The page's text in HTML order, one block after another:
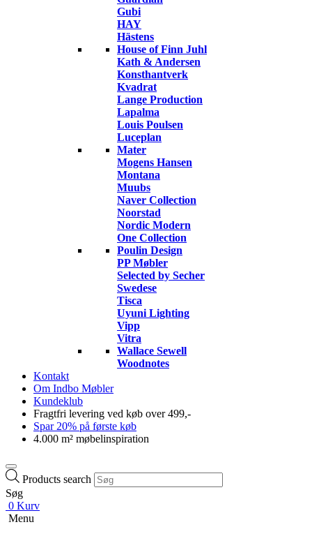
Gubi
HAY
Hästens
House of Finn Juhl
Kath & Andersen
Konsthantverk
Kvadrat
Lange Production
Lapalma
Louis Poulsen
Luceplan
Mater
Mogens Hansen
Montana
Muubs
Naver Collection
Noorstad
Nordic Modern
One Collection
Poulin Design
PP Møbler
Selected by Secher
Swedese
Tisca
Uyuni Lighting
Vipp
Vitra
Wallace Sewell
Woodnotes
Kontakt
Om Indbo Møbler
Kundeklub
Fragtfri levering ved køb over 499,-
Spar 20% på første køb
4.000 m² møbelinspiration
Products search
Søg
0 Kurv
Menu